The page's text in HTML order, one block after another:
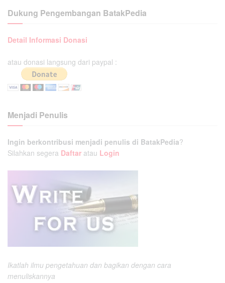
Dukung Pengembangan BatakPedia
Detail Informasi Donasi
atau donasi langsung dari paypal :
Menjadi Penulis
Ingin berkontribusi menjadi penulis di BatakPedia?
Silahkan segera Daftar atau Login
Ikatlah ilmu pengetahuan dan bagikan dengan cara
menuliskannya